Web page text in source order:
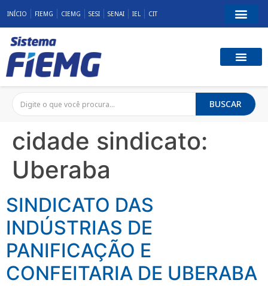
INÍCIO FIEMG CIEMG SESI SENAI IEL CIT
BUSCAR
cidade sindicato:
Uberaba
SINDICATO DAS
INDÚSTRIAS DE
PANIFICAÇÃO E
CONFEITARIA DE UBERABA